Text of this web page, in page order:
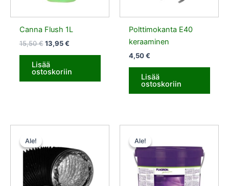
Canna Flush 1L
15,50€ 13,95€
Lisää
ostoskoriin
Polttimokanta E40
keraaminen
4,50€
Lisää
ostoskoriin
Ale!
Ale!
oli:
25,50 €.24,22 €.
Ale!
Ale!
oli:
on:
28,35 €.